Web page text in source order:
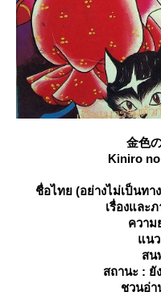
金色
Kiniro
ชื่อไทย (อย่างไม่เป็นท
เรื่องและ
ความ
นว
สน
สถานะ :
ชวนอ่